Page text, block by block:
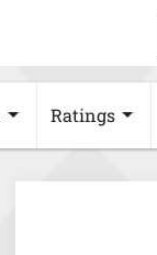
Ratings